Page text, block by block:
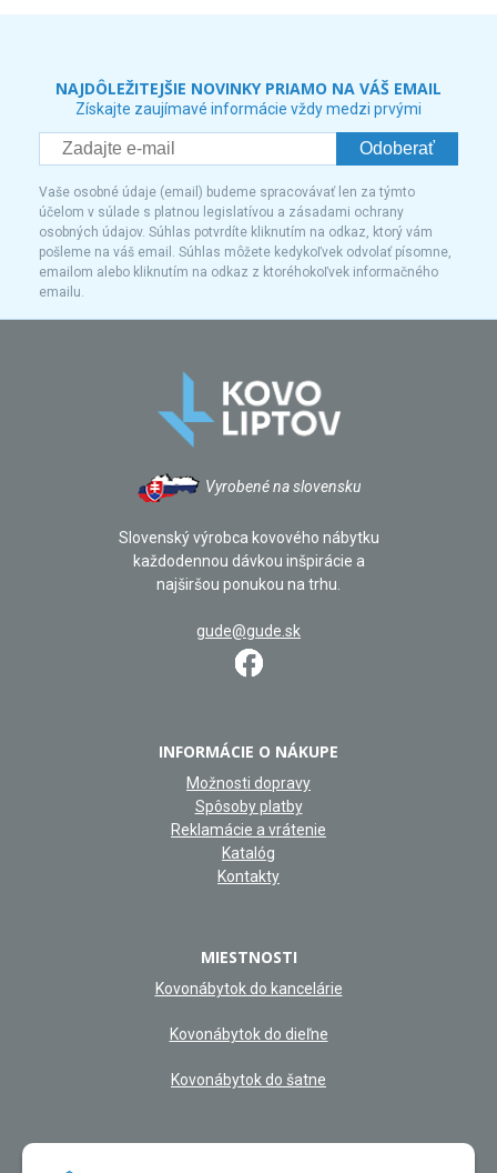
NAJDÔLEŽITEJŠIE NOVINKY PRIAMO NA VÁŠ EMAIL
Získajte zaujímavé informácie vždy medzi prvými
Odoberať
Vaše osobné údaje (email) budeme spracovávať len za týmto
účelom v súlade s platnou legislatívou a zásadami ochrany
osobných údajov. Súhlas potvrdíte kliknutím na odkaz, ktorý vám
pošleme na váš email. Súhlas môžete kedykoľvek odvolať písomne,
emailom alebo kliknutím na odkaz z ktoréhokoľvek informačného
emailu.
Vyrobené na slovensku
Slovenský výrobca kovového nábytku
každodennou dávkou inšpirácie a
najširšou ponukou na trhu.
gude@gude.sk
INFORMÁCIE O NÁKUPE
Možnosti dopravy
Spôsoby platby
Reklamácie a vrátenie
Katalóg
Kontakty
MIESTNOSTI
Kovonábytok do kancelárie
Kovonábytok do dieľne
Kovonábytok do šatne